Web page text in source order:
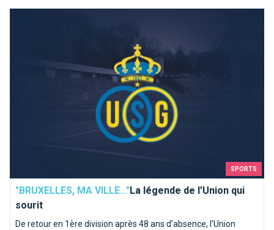
SPORTS
"BRUXELLES, MA VILLE..."La légende de l’Union qui
sourit
De retour en 1ère division après 48 ans d'absence, l'Union